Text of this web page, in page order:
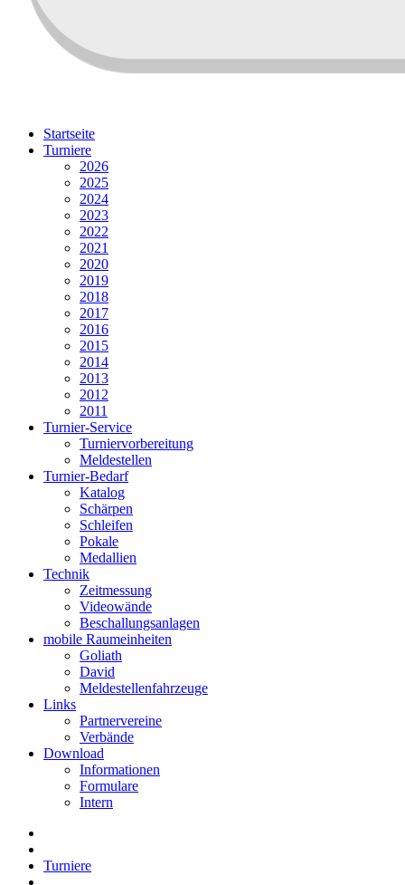
Startseite
Turniere
2026
2025
2024
2023
2022
2021
2020
2019
2018
2017
2016
2015
2014
2013
2012
2011
Turnier-Service
Turniervorbereitung
Meldestellen
Turnier-Bedarf
Katalog
Schärpen
Schleifen
Pokale
Medallien
Technik
Zeitmessung
Videowände
Beschallungsanlagen
mobile Raumeinheiten
Goliath
David
Meldestellenfahrzeuge
Links
Partnervereine
Verbände
Download
Informationen
Formulare
Intern
Turniere